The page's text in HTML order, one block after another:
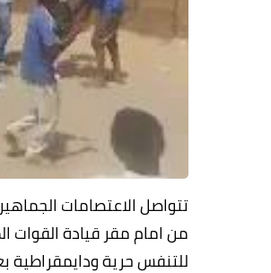
من امام مقر قيادة القوات